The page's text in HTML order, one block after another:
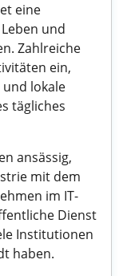
eine
und
Zahlreiche
ein,
lokale
tägliches
ansässig,
mit dem
im IT-
Dienst
Institutionen
haben.